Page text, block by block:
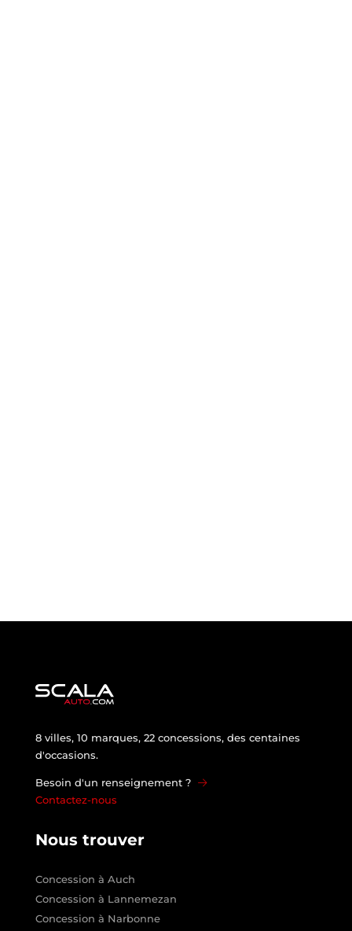
8 villes, 10 marques, 22 concessions, des centaines
d'occasions.
Besoin d'un renseignement ?
Contactez-nous
Nous trouver
Concession à Auch
Concession à Lannemezan
Concession à Narbonne